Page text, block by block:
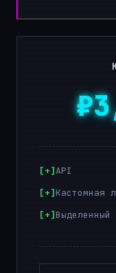
API
Кастомная
Выделенный